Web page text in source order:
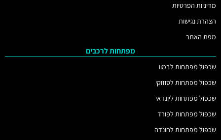
מדיניות הפרטיות
הצהרת נגישות
מפת האתר
מפתחות לרכבים
שכפול מפתחות לבמוו
שכפול מפתחות לסוזוקי
שכפול מפתחות ליונדאי
שכפול מפתחות לפורד
שכפול מפתחות להונדה